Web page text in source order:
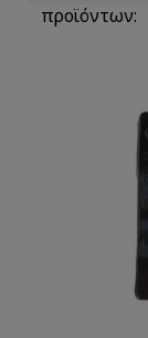
προϊόντων: